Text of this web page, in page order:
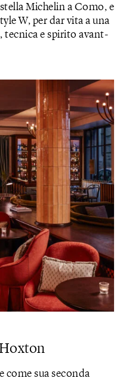
Michelin a Como, e
W, per dar vita a una
tecnica e spirito avant-
come sua seconda